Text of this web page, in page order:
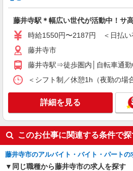
通費全支給(ガソリン
藤井寺市
派遣社員
（株）ウィルオブ・ワークCW 天王寺
生活サポート
大阪府藤井寺市
キープ
藤井寺駅＊幅広い世代が活動中！サ
時給1550円〜2187円 ＜日払い
藤井寺市
藤井寺駅⇒徒歩圏内│自転車通勤
＜シフト制／休憩1h（夜勤の
詳細を見る
このお仕事に関連する条件で探
藤井寺市のアルバイト・バイト・パートの
同じ職種から藤井寺市の求人を探す